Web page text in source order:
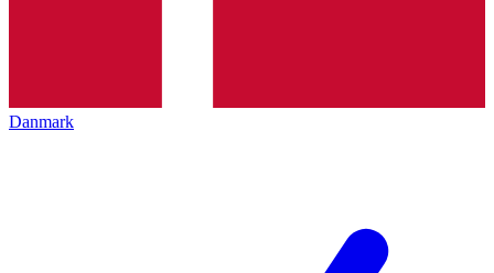
Danmark